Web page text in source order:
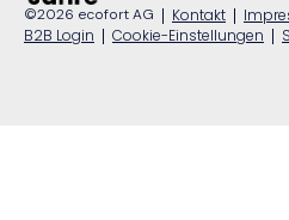
©2026 ecofort AG | Kontakt |
B2B Login | Cookie-Einstellungen |